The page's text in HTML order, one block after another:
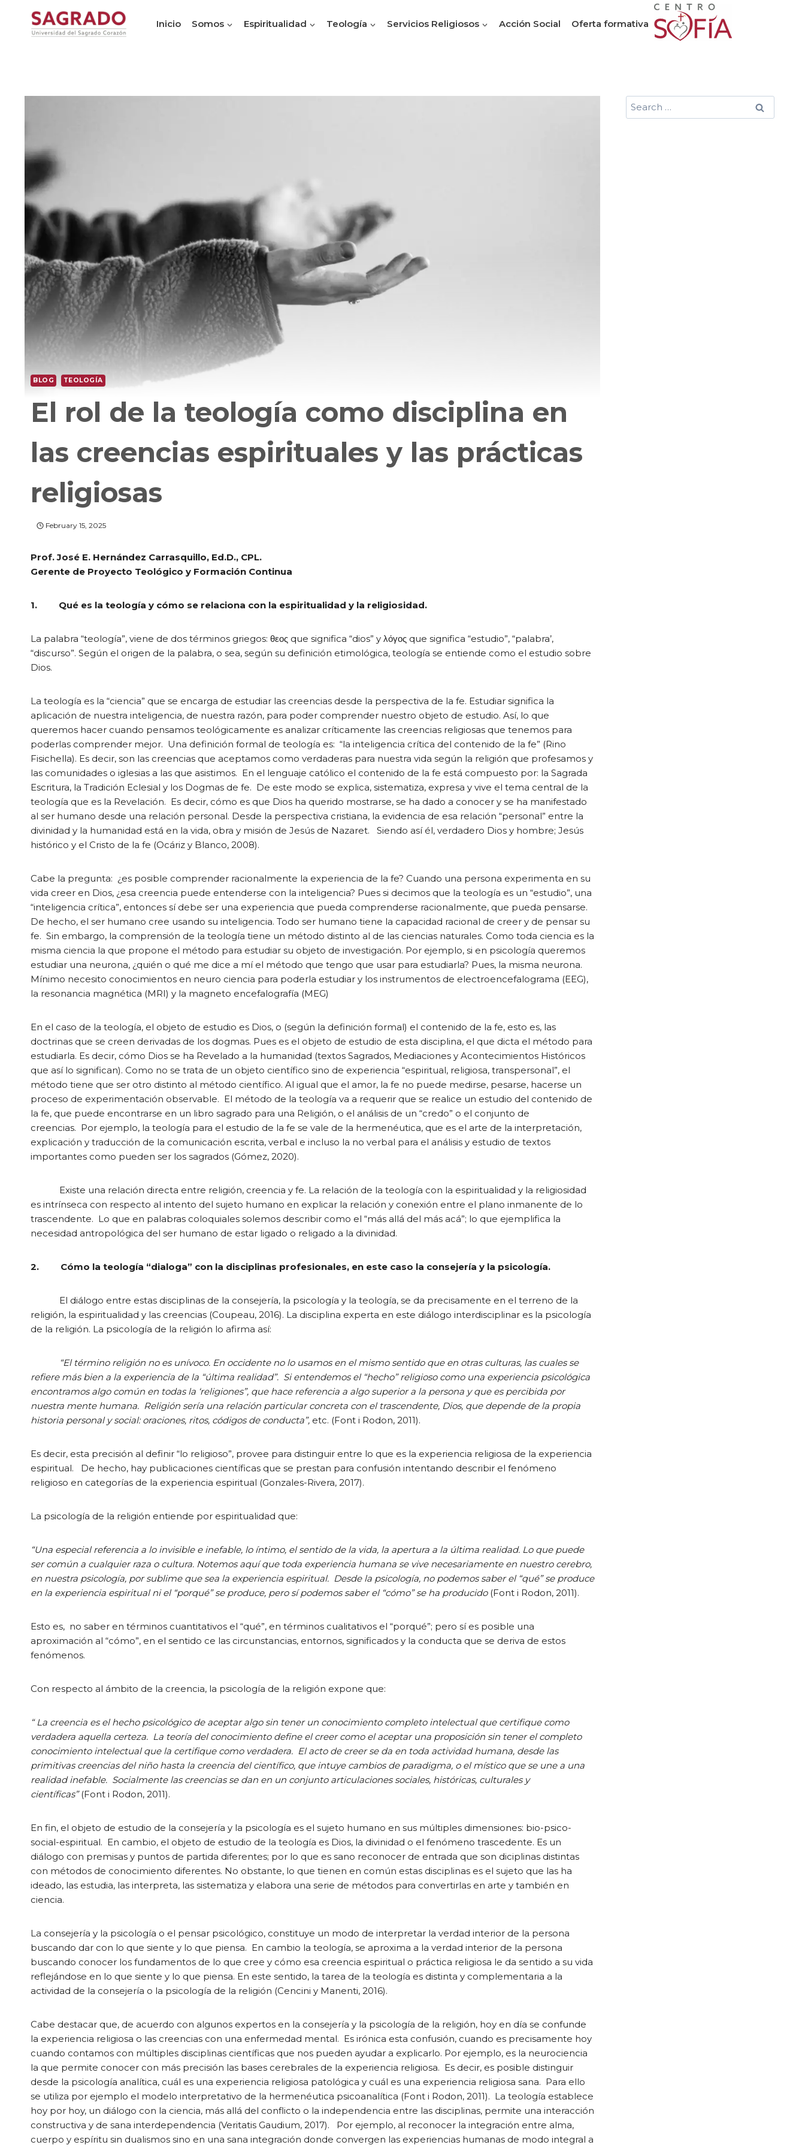
Inicio Somos Espiritualidad Teología Servicios Religiosos Acción Social Oferta formativa
BLOG TEOLOGÍA
El rol de la teología como disciplina en
las creencias espirituales y las prácticas
religiosas
February 15, 2025
Prof. José E. Hernández Carrasquillo, Ed.D., CPL.
Gerente de Proyecto Teológico y Formación Continua
1. Qué es la teología y cómo se relaciona con la espiritualidad y la religiosidad.
La palabra “teología”, viene de dos términos griegos: θεος que significa “dios” y λόγος que significa “estudio”, “palabra’,
“discurso”. Según el origen de la palabra, o sea, según su definición etimológica, teología se entiende como el estudio sobre
Dios.
La teología es la “ciencia” que se encarga de estudiar las creencias desde la perspectiva de la fe. Estudiar significa la
aplicación de nuestra inteligencia, de nuestra razón, para poder comprender nuestro objeto de estudio. Así, lo que
queremos hacer cuando pensamos teológicamente es analizar críticamente las creencias religiosas que tenemos para
poderlas comprender mejor. Una definición formal de teología es: “la inteligencia crítica del contenido de la fe” (Rino
Fisichella). Es decir, son las creencias que aceptamos como verdaderas para nuestra vida según la religión que profesamos y
las comunidades o iglesias a las que asistimos. En el lenguaje católico el contenido de la fe está compuesto por: la Sagrada
Escritura, la Tradición Eclesial y los Dogmas de fe. De este modo se explica, sistematiza, expresa y vive el tema central de la
teología que es la Revelación. Es decir, cómo es que Dios ha querido mostrarse, se ha dado a conocer y se ha manifestado
al ser humano desde una relación personal. Desde la perspectiva cristiana, la evidencia de esa relación “personal” entre la
divinidad y la humanidad está en la vida, obra y misión de Jesús de Nazaret. Siendo así él, verdadero Dios y hombre; Jesús
histórico y el Cristo de la fe (Ocáriz y Blanco, 2008).
Cabe la pregunta: ¿es posible comprender racionalmente la experiencia de la fe? Cuando una persona experimenta en su
vida creer en Dios, ¿esa creencia puede entenderse con la inteligencia? Pues si decimos que la teología es un “estudio”, una
“inteligencia crítica”, entonces sí debe ser una experiencia que pueda comprenderse racionalmente, que pueda pensarse.
De hecho, el ser humano cree usando su inteligencia. Todo ser humano tiene la capacidad racional de creer y de pensar su
fe. Sin embargo, la comprensión de la teología tiene un método distinto al de las ciencias naturales. Como toda ciencia es la
misma ciencia la que propone el método para estudiar su objeto de investigación. Por ejemplo, si en psicología queremos
estudiar una neurona, ¿quién o qué me dice a mí el método que tengo que usar para estudiarla? Pues, la misma neurona.
Mínimo necesito conocimientos en neuro ciencia para poderla estudiar y los instrumentos de electroencefalograma (EEG),
la resonancia magnética (MRI) y la magneto encefalografía (MEG)
En el caso de la teología, el objeto de estudio es Dios, o (según la definición formal) el contenido de la fe, esto es, las
doctrinas que se creen derivadas de los dogmas. Pues es el objeto de estudio de esta disciplina, el que dicta el método para
estudiarla. Es decir, cómo Dios se ha Revelado a la humanidad (textos Sagrados, Mediaciones y Acontecimientos Históricos
que así lo significan). Como no se trata de un objeto científico sino de experiencia “espiritual, religiosa, transpersonal”, el
método tiene que ser otro distinto al método científico. Al igual que el amor, la fe no puede medirse, pesarse, hacerse un
proceso de experimentación observable. El método de la teología va a requerir que se realice un estudio del contenido de
la fe, que puede encontrarse en un libro sagrado para una Religión, o el análisis de un “credo” o el conjunto de
creencias. Por ejemplo, la teología para el estudio de la fe se vale de la hermenéutica, que es el arte de la interpretación,
explicación y traducción de la comunicación escrita, verbal e incluso la no verbal para el análisis y estudio de textos
importantes como pueden ser los sagrados (Gómez, 2020).
Existe una relación directa entre religión, creencia y fe. La relación de la teología con la espiritualidad y la religiosidad
es intrínseca con respecto al intento del sujeto humano en explicar la relación y conexión entre el plano inmanente de lo
trascendente. Lo que en palabras coloquiales solemos describir como el “más allá del más acá”; lo que ejemplifica la
necesidad antropológica del ser humano de estar ligado o religado a la divinidad.
2. Cómo la teología “dialoga” con la disciplinas profesionales, en este caso la consejería y la psicología.
El diálogo entre estas disciplinas de la consejería, la psicología y la teología, se da precisamente en el terreno de la
religión, la espiritualidad y las creencias (Coupeau, 2016). La disciplina experta en este diálogo interdisciplinar es la psicología
de la religión. La psicología de la religión lo afirma así:
“El término religión no es unívoco. En occidente no lo usamos en el mismo sentido que en otras culturas, las cuales se
refiere más bien a la experiencia de la “última realidad”. Si entendemos el “hecho” religioso como una experiencia psicológica
encontramos algo común en todas la ‘religiones”, que hace referencia a algo superior a la persona y que es percibida por
nuestra mente humana. Religión sería una relación particular concreta con el trascendente, Dios, que depende de la propia
historia personal y social: oraciones, ritos, códigos de conducta”, etc. (Font i Rodon, 2011).
Es decir, esta precisión al definir “lo religioso”, provee para distinguir entre lo que es la experiencia religiosa de la experiencia
espiritual. De hecho, hay publicaciones científicas que se prestan para confusión intentando describir el fenómeno
religioso en categorías de la experiencia espiritual (Gonzales-Rivera, 2017).
La psicología de la religión entiende por espiritualidad que:
“Una especial referencia a lo invisible e inefable, lo íntimo, el sentido de la vida, la apertura a la última realidad. Lo que puede
ser común a cualquier raza o cultura. Notemos aquí que toda experiencia humana se vive necesariamente en nuestro cerebro,
en nuestra psicología, por sublime que sea la experiencia espiritual. Desde la psicología, no podemos saber el “qué” se produce
en la experiencia espiritual ni el “porqué” se produce, pero sí podemos saber el “cómo” se ha producido (Font i Rodon, 2011).
Esto es, no saber en términos cuantitativos el “qué”, en términos cualitativos el “porqué”; pero sí es posible una
aproximación al “cómo”, en el sentido ce las circunstancias, entornos, significados y la conducta que se deriva de estos
fenómenos.
Con respecto al ámbito de la creencia, la psicología de la religión expone que:
“ La creencia es el hecho psicológico de aceptar algo sin tener un conocimiento completo intelectual que certifique como
verdadera aquella certeza. La teoría del conocimiento define el creer como el aceptar una proposición sin tener el completo
conocimiento intelectual que la certifique como verdadera. El acto de creer se da en toda actividad humana, desde las
primitivas creencias del niño hasta la creencia del científico, que intuye cambios de paradigma, o el místico que se une a una
realidad inefable. Socialmente las creencias se dan en un conjunto articulaciones sociales, históricas, culturales y
científicas”(Font i Rodon, 2011).
En fin, el objeto de estudio de la consejería y la psicología es el sujeto humano en sus múltiples dimensiones: bio-psico-
social-espiritual. En cambio, el objeto de estudio de la teología es Dios, la divinidad o el fenómeno trascedente. Es un
diálogo con premisas y puntos de partida diferentes; por lo que es sano reconocer de entrada que son diciplinas distintas
con métodos de conocimiento diferentes. No obstante, lo que tienen en común estas disciplinas es el sujeto que las ha
ideado, las estudia, las interpreta, las sistematiza y elabora una serie de métodos para convertirlas en arte y también en
ciencia.
La consejería y la psicología o el pensar psicológico, constituye un modo de interpretar la verdad interior de la persona
buscando dar con lo que siente y lo que piensa. En cambio la teología, se aproxima a la verdad interior de la persona
buscando conocer los fundamentos de lo que cree y cómo esa creencia espiritual o práctica religiosa le da sentido a su vida
reflejándose en lo que siente y lo que piensa. En este sentido, la tarea de la teología es distinta y complementaria a la
actividad de la consejería o la psicología de la religión (Cencini y Manenti, 2016).
Cabe destacar que, de acuerdo con algunos expertos en la consejería y la psicología de la religión, hoy en día se confunde
la experiencia religiosa o las creencias con una enfermedad mental. Es irónica esta confusión, cuando es precisamente hoy
cuando contamos con múltiples disciplinas científicas que nos pueden ayudar a explicarlo. Por ejemplo, es la neurociencia
la que permite conocer con más precisión las bases cerebrales de la experiencia religiosa. Es decir, es posible distinguir
desde la psicología analítica, cuál es una experiencia religiosa patológica y cuál es una experiencia religiosa sana. Para ello
se utiliza por ejemplo el modelo interpretativo de la hermenéutica psicoanalítica (Font i Rodon, 2011). La teología establece
hoy por hoy, un diálogo con la ciencia, más allá del conflicto o la independencia entre las disciplinas, permite una interacción
constructiva y de sana interdependencia (Veritatis Gaudium, 2017). Por ejemplo, al reconocer la integración entre alma,
cuerpo y espíritu sin dualismos sino en una sana integración donde convergen las experiencias humanas de modo integral a